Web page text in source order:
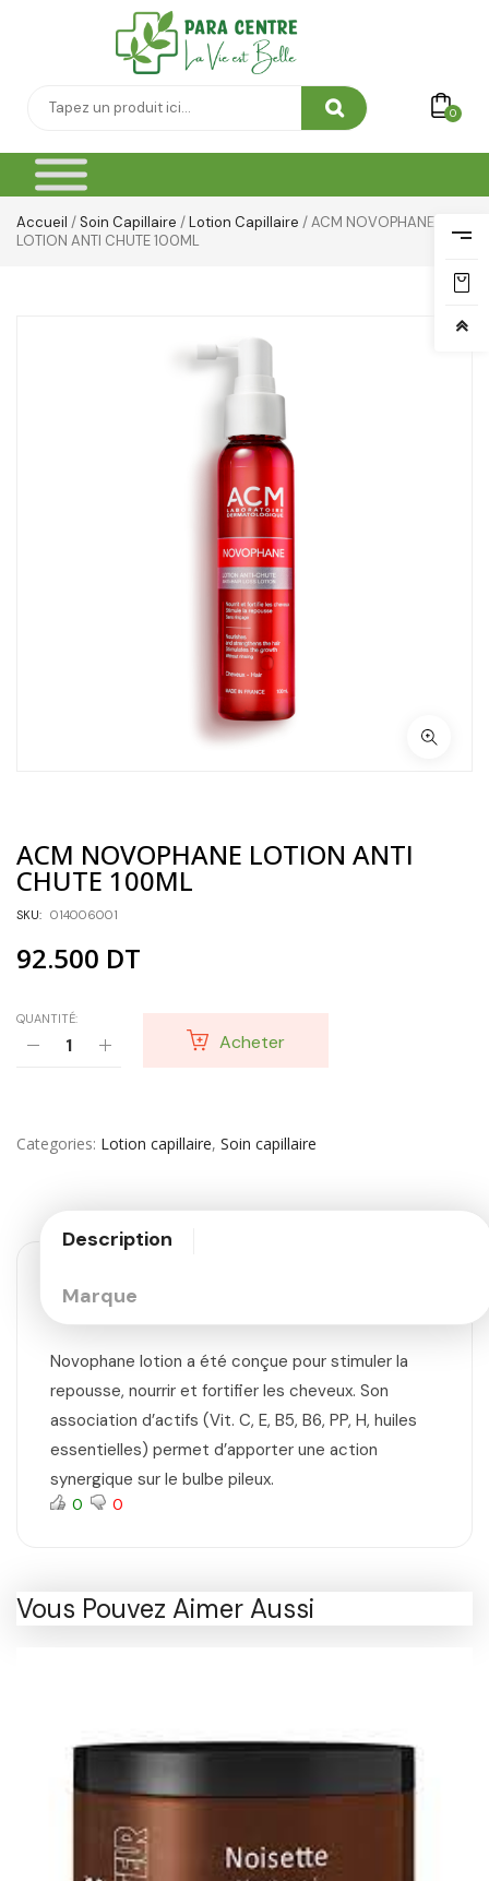
0
Accueil /Soin Capillaire /Lotion Capillaire / ACM NOVOPHANE
LOTION ANTI CHUTE 100ML
ACM NOVOPHANE LOTION ANTI
CHUTE 100ML
SKU: 014006001
92.500 DT
QUANTITÉ:
Acheter
Categories Lotion capillaire, Soin capillaire
Description
Marque
Novophane lotion a été conçue pour stimuler la
repousse, nourrir et fortifier les cheveux. Son
association d’actifs (Vit. C, E, B5, B6, PP, H, huiles
essentielles) permet d’apporter une action
synergique sur le bulbe pileux.
0 0
Vous Pouvez Aimer Aussi